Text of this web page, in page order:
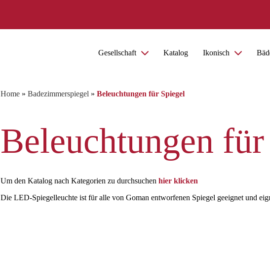
Gesellschaft Katalog Ikonisch
Home» Badezimmerspiegel » Beleuchtungen für Spiegel
Beleuchtungen
Um den Katalog nach Kategorien zu durchsuchen hier klicken
Die LED-Spiegelleuchte ist für alle von Goman entworfenen Spiegel geeignet und